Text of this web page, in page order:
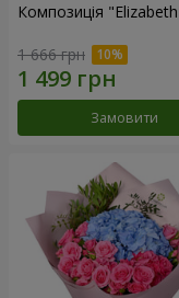
Композиція
1 666 грн
Замовити